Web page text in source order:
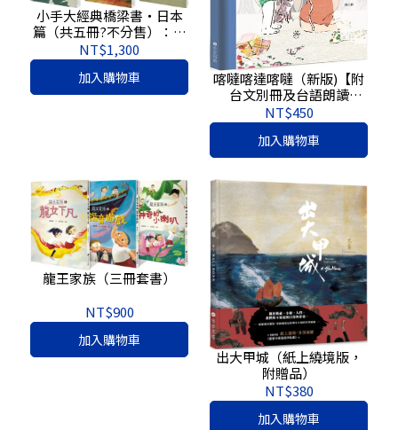
小手大經典橋梁書‧日本
篇（共五冊?不分售）：水
仙月四日、月夜和眼鏡、
明天的風、單腳麻雀媽
媽、狐狸阿權
NT$1,300
加入購物車
喀噠喀達喀噠（新版)【附
台文別冊及台語朗讀
QRcode】
NT$450
加入購物車
龍王家族（三冊套書）
NT$900
加入購物車
出大甲城（紙上繞境版，
附贈品）
NT$380
加入購物車